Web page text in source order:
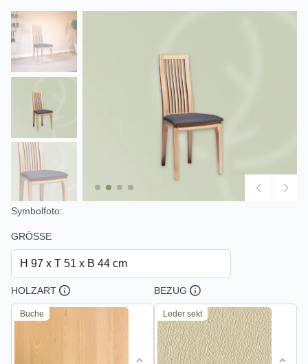
Symbolfoto:
GRÖSSE
H 97 x T 51 x B 44 cm
HOLZART
Buche
BEZUG
Leder sekt